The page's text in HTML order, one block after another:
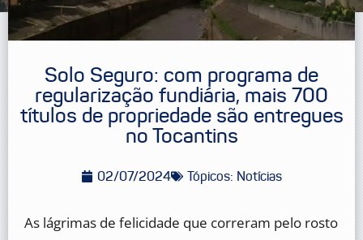
Solo Seguro: com programa de
regularização fundiária, mais 700
títulos de propriedade são entregues
no Tocantins
02/07/2024 Tópicos: Notícias
As lágrimas de felicidade que correram pelo rosto